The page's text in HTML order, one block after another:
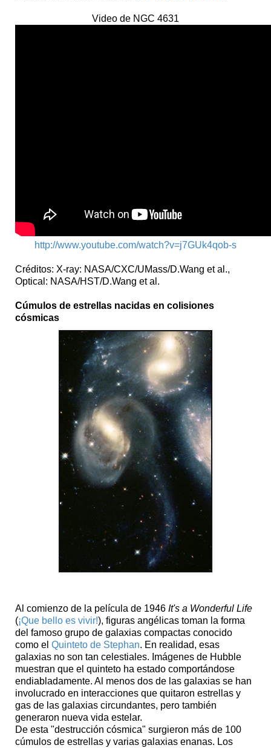
Video de NGC 4631
http://www.youtube.com/watch?v=j7GUk4qob-s
Créditos: X-ray: NASA/CXC/UMass/D.Wang et al.,
Optical: NASA/HST/D.Wang et al.
Cúmulos de estrellas nacidas en colisiones
cósmicas
Al comienzo de la película de 1946 It's a Wonderful Life
(¡Que bello es vivir!), figuras angélicas toman la forma
del famoso grupo de galaxias compactas conocido
como el Quinteto de Stephan. En realidad, esas
galaxias no son tan celestiales. Imágenes de Hubble
muestran que el quinteto ha estado comportándose
endiabladamente. Al menos dos de las galaxias se han
involucrado en interacciones que quitaron estrellas y
gas de las galaxias circundantes, pero también
generaron nueva vida estelar.
De esta "destrucción cósmica" surgieron más de 100
cúmulos de estrellas y varias galaxias enanas. Los